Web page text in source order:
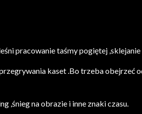
pracowanie taśmy pogiętej ,sklejanie
kaset .Bo trzeba obejrzeć
,śnieg na obrazie i inne znaki czasu.